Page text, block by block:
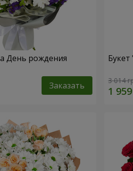
День рождения
Заказать 3 014